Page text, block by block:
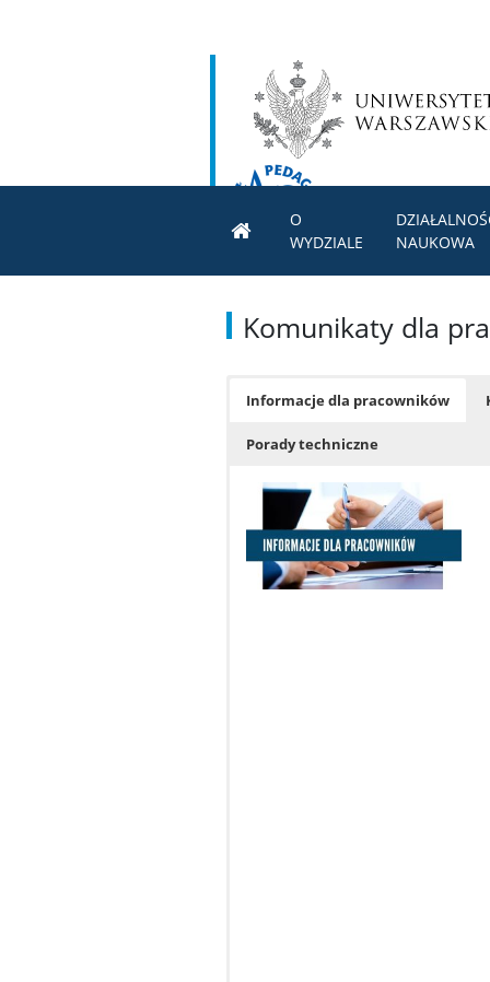
O
WYDZIALE
NAUKOWA
Komunikaty dla
Informacje dla pracowników
Porady techniczne